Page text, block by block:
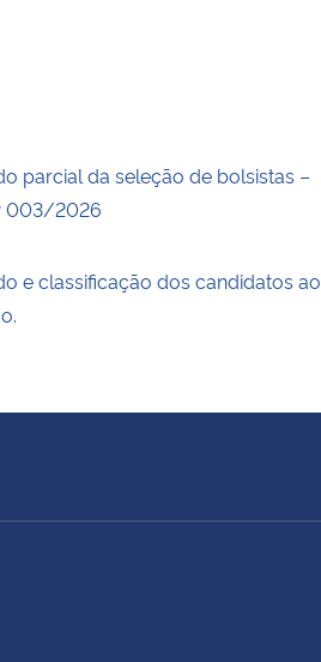
parcial da seleção de bolsistas –
003/2026
e classificação dos candidatos ao